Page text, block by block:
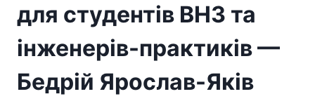
для студентів ВНЗ та
інженерів-практиків —
Бедрій Ярослав-Яків